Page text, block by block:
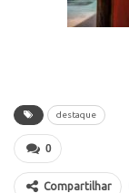
destaque
0
Compartilhar